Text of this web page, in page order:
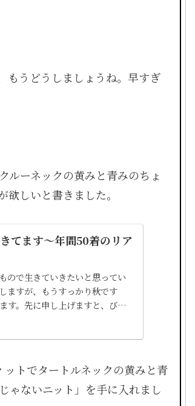
もうどうしましょうね。早すぎ
ルーネックの黄みと青みのちょ
しいと書きました。
てます〜年間50着のリア
ので生きていきたいと思ってい
ますが、もうすっかり秋です
す。先に申し上げますと、びっ
トでタートルネックの黄みと青
ゃないニット」を手に入れまし